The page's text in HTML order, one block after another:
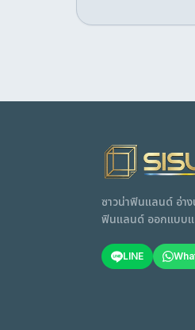
ซาวน่าฟินแลนด์ อ่
ฟินแลนด์ ออกแบบแ
LINE